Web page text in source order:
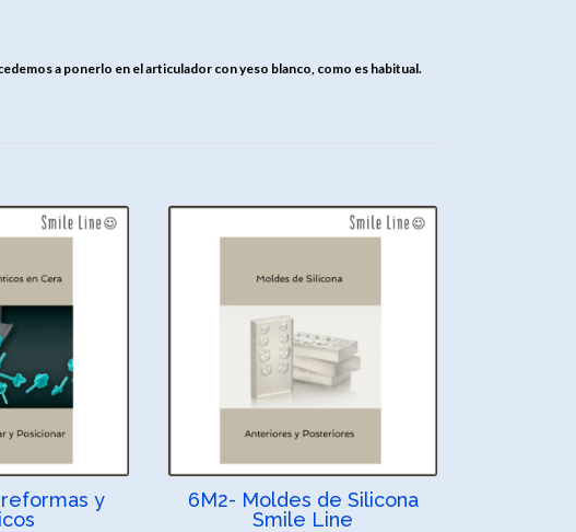
a ponerlo en el articulador con yeso blanco, como es habitual.
y
6M2- Moldes de Silicona
Smile Line